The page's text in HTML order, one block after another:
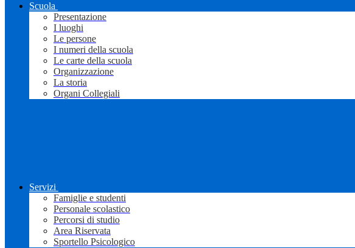
Scuola
Presentazione
I luoghi
Le persone
I numeri della scuola
Le carte della scuola
Organizzazione
La storia
Organi Collegiali
Servizi
Famiglie e studenti
Personale scolastico
Percorsi di studio
Area Riservata
Sportello Psicologico